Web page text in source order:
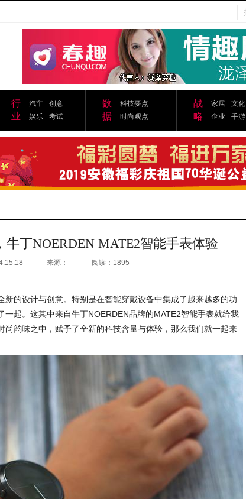
行
业
汽车
创意
娱乐
考试
数
据
科技要点
时尚观点
战
略
家居
文化
企业
手游
丁NOERDEN MATE2智能手表体验
来源： 阅读：1895
新的设计与创意。特别是在智能穿戴设备中集成了越来越多的功
一起。这其中来自牛丁NOERDEN品牌的MATE2智能手表就给我
尚韵味之中，赋予了全新的科技含量与体验，那么我们就一起来